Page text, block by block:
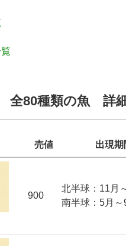
全80種類の魚 詳
売値 出現期
900
北半球：11月
南半球：5月～